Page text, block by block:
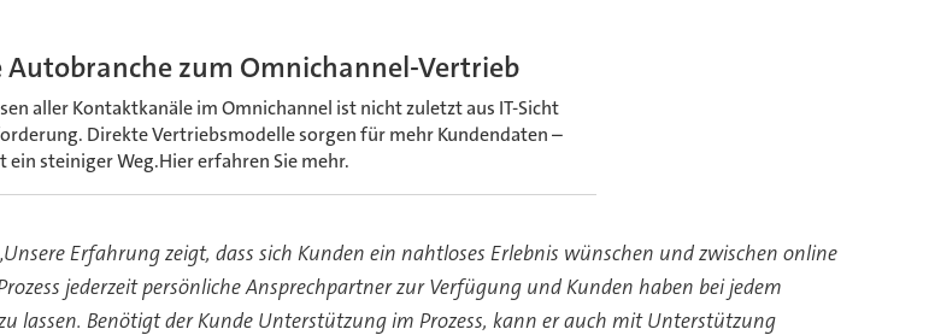
Autobranche zum Omnichannel-Vertrieb
aller Kontaktkanäle im Omnichannel ist nicht zuletzt aus IT-Sicht
Direkte Vertriebsmodelle sorgen für mehr Kundendaten –
ein steiniger Weg.Hier erfahren Sie mehr.
Erfahrung zeigt, dass sich Kunden ein nahtloses Erlebnis wünschen und zwischen online
jederzeit persönliche Ansprechpartner zur Verfügung und Kunden haben bei jedem
lassen. Benötigt der Kunde Unterstützung im Prozess, kann er auch mit Unterstützung